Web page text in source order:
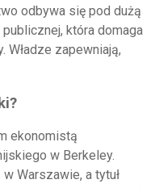
odbywa się pod dużą
która domaga
zapewniają,
ekonomistą
w Berkeley.
w Warszawie, a tytuł